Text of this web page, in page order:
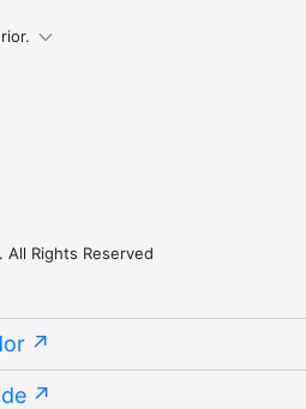
Rights Reserved